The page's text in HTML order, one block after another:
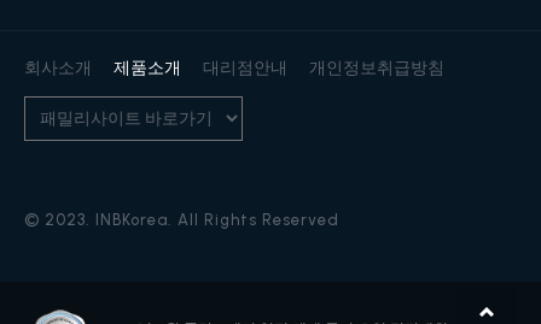
회사소개 제품소개 대리점안내 개인정보취급방침
© 2023. INBKorea. All Rights Reserved